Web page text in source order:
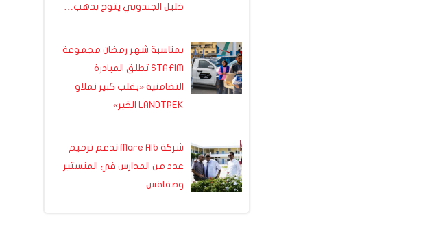
خليل الجندوبي يتوج بذهب…
بمناسبة شهر رمضان مجموعة
STAFIM تطلق المبادرة
التضامنية «بقلب كبير نملاو
LANDTREK الخير»
شركة Mare Alb تدعم ترميم
عدد من المدارس في المنستير
وصفاقس